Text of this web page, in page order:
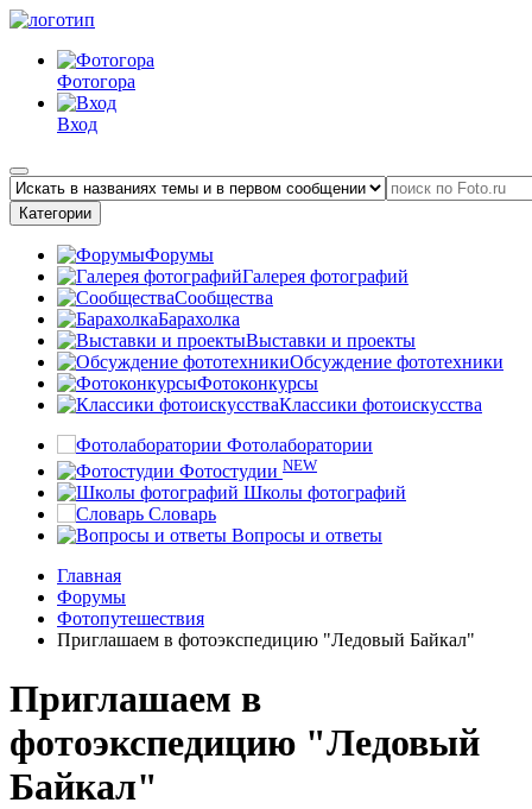
Фотогора
Вход
Категории
Форумы
Галерея фотографий
Сообщества
Барахолка
Выставки и проекты
Обсуждение фототехники
Фотоконкурсы
Классики фотоискусства
Фотолаборатории
Фотостудии NEW
Школы фотографий
Словарь
Вопросы и ответы
Главная
Форумы
Фотопутешествия
Приглашаем в фотоэкспедицию "Ледовый Байкал"
Приглашаем в
фотоэкспедицию "Ледовый
Байкал"